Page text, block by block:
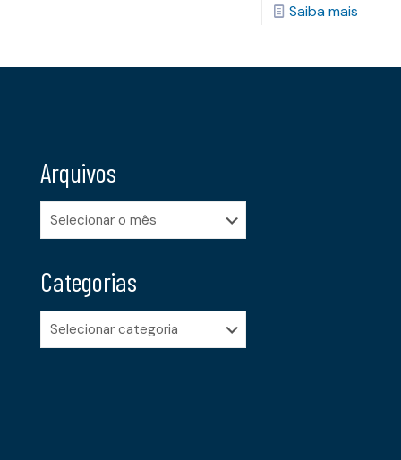
Saiba mais
Arquivos
Arquivos
Categorias
Categorias